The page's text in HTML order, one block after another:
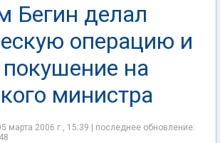
Бегин делал
операцию и
покушение на
министра
марта 2006 г., 15:39 | последнее обновление: